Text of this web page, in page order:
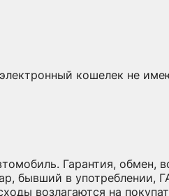
кошелек не
Гарантия, обмен,
бывший в
возлагаются на